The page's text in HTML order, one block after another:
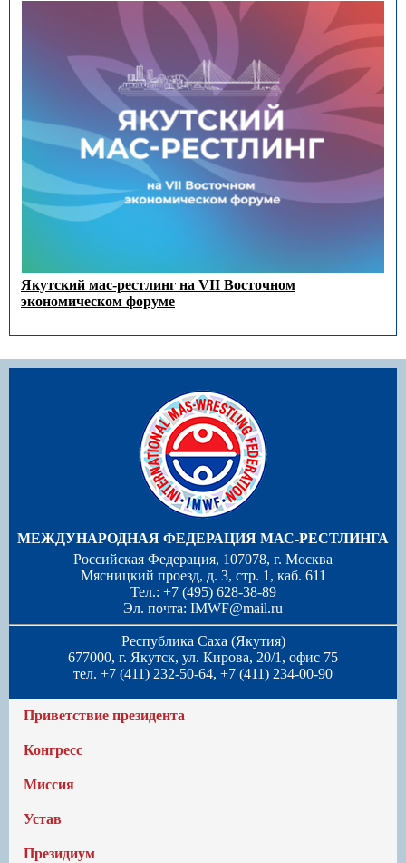
Якутский мас-рестлинг на VII Восточном
экономическом форуме
МЕЖДУНАРОДНАЯ ФЕДЕРАЦИЯ МАС-РЕСТЛИНГА
Российская Федерация, 107078, г. Москва
Мясницкий проезд, д. 3, стр. 1, каб. 611
Тел.: +7 (495) 628-38-89
Эл. почта: IMWF@mail.ru
Республика Саха (Якутия)
677000, г. Якутск, ул. Кирова, 20/1, офис 75
тел. +7 (411) 232-50-64, +7 (411) 234-00-90
Приветствие президента
Конгресс
Миссия
Устав
Президиум